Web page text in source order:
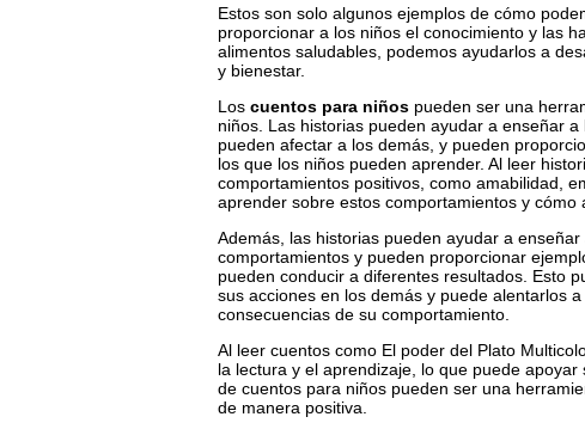
Estos son solo algunos ejemplos de cómo
proporcionar a los niños el conocimiento y las
alimentos saludables, podemos ayudarlos a
y bienestar.
Los cuentos para niños pueden ser una
niños. Las historias pueden ayudar a enseñar
pueden afectar a los demás, y pueden
los que los niños pueden aprender. Al leer
comportamientos positivos, como amabilidad,
aprender sobre estos comportamientos y cómo
Además, las historias pueden ayudar a
comportamientos y pueden proporcionar
pueden conducir a diferentes resultados. Esto
sus acciones en los demás y puede alentarlos
consecuencias de su comportamiento.
Al leer cuentos como El poder del Plato
la lectura y el aprendizaje, lo que puede
de cuentos para niños pueden ser una
de manera positiva.